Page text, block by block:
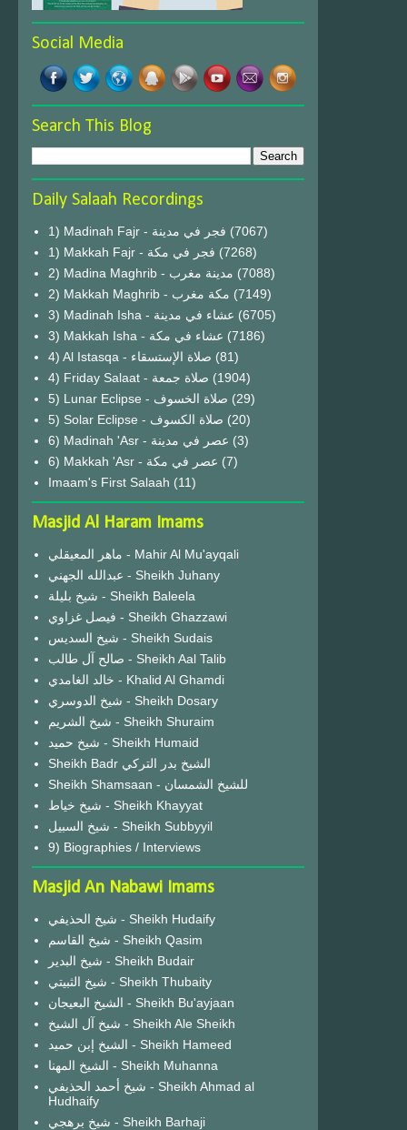
Social Media
Search This Blog
Daily Salaah Recordings
1) Madinah Fajr - فجر في مدينة (7067)
1) Makkah Fajr - فجر في مكة (7268)
2) Madina Maghrib - مدينة مغرب (7088)
2) Makkah Maghrib - مكة مغرب (7149)
3) Madinah Isha - عشاء في مدينة (6705)
3) Makkah Isha - عشاء في مكة (7186)
4) Al Istasqa - صلاة الإستسقاء (81)
4) Friday Salaat - صلاة جمعة (1904)
5) Lunar Eclipse - صلاة الخسوف (29)
(20)
6) Madinah 'Asr - عصر في مدينة (3)
6) Makkah 'Asr - عصر في مكة (7)
Imaam's First Salaah (11)
Masjid Al Haram Imams
ماهر المعيقلي - Mahir Al Mu'ayqali
عبدالله الجهني - Sheikh Juhany
شيخ بليلة - Sheikh Baleela
فيصل غزاوي - Sheikh Ghazzawi
شيخ السديس - Sheikh Sudais
صالح آل طالب - Sheikh Aal Talib
خالد الغامدي - Khalid Al Ghamdi
شيخ الدوسري - Sheikh Dosary
شيخ الشريم - Sheikh Shuraim
شيخ حميد - Sheikh Humaid
Sheikh Badr الشيخ بدر التركي
Sheikh Shamsaan - للشيخ الشمسان
شيخ خياط - Sheikh Khayyat
شيخ السبيل - Sheikh Subbyyil
9) Biographies / Interviews
Masjid An Nabawi Imams
شيخ الحذيفي - Sheikh Hudaify
شيخ القاسم - Sheikh Qasim
شيخ البدير - Sheikh Budair
شيخ الثبيتي - Sheikh Thubaity
الشيخ البعيجان - Sheikh Bu'ayjaan
شيخ آل الشيخ - Sheikh Ale Sheikh
الشيخ إبن حميد - Sheikh Hameed
الشيخ المهنا - Sheikh Muhanna
شيخ أحمد الحذيفي - Sheikh Ahmad al
Hudhaify
شيخ برهجي - Sheikh Barhaji